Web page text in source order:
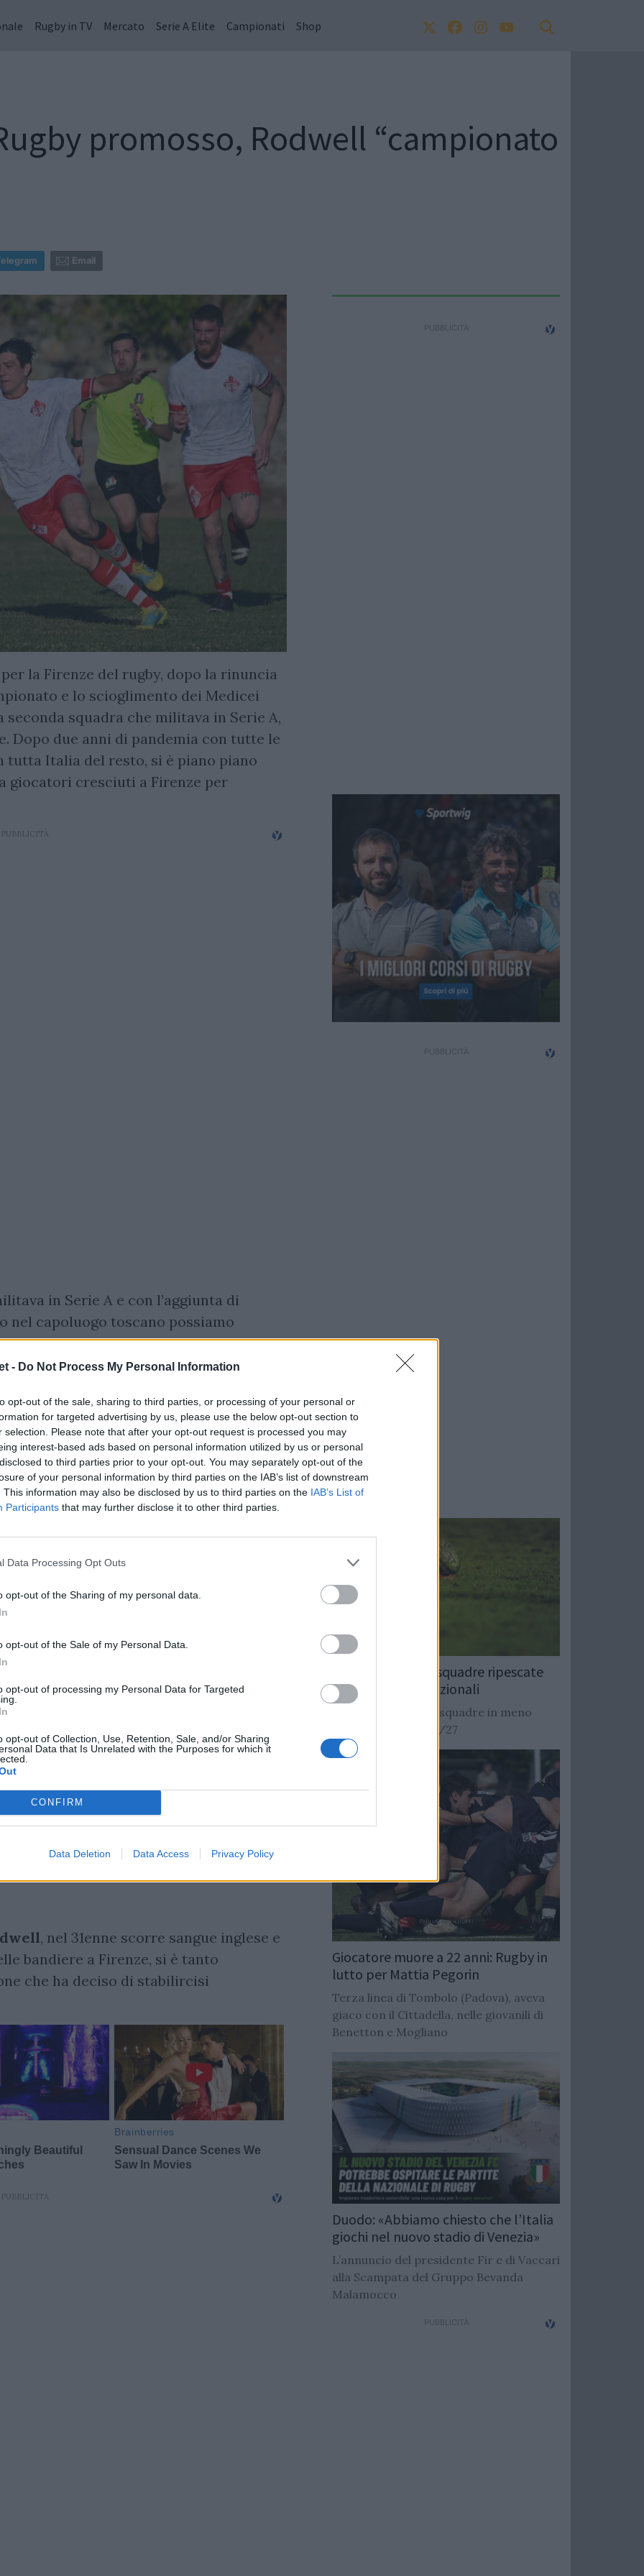
- Do Not Process My Personal Information
opt-out of the sale, sharing to third parties, or processing of your personal or
for targeted advertising by us, please use the below opt-out section to
selection. Please note that after your opt-out request is processed you may
interest-based ads based on personal information utilized by us or personal
to third parties prior to your opt-out. You may separately opt-out of the
of your personal information by third parties on the IAB’s list of downstream
This information may also be disclosed by us to third parties on the IAB’s List of
Participants that may further disclose it to other third parties.
Data Processing Opt Outs
opt-out of the Sharing of my personal data.
opt-out of the Sale of my Personal Data.
opt-out of processing my Personal Data for Targeted
opt-out of Collection, Use, Retention, Sale, and/or Sharing
Data that Is Unrelated with the Purposes for which it
CONFIRM
Data Deletion Data Access Privacy Policy
Rugby in TV Mercato Serie A Elite Campionati Shop
promosso, Rodwell “campionato
Email
la Firenze del rugby, dopo la rinuncia
e lo scioglimento dei Medicei
squadra che militava in Serie A,
Dopo due anni di pandemia con tutte le
tutta Italia del resto, si è piano piano
giocatori cresciuti a Firenze per
in Serie A e con l’aggiunta di
nel capoluogo toscano possiamo
alle squadre del campionato di
è stato promosso in Serie B vincendo
doppia finale con i Lyons Cadetta i
, nel 31enne scorre sangue inglese e
bandiere a Firenze, si è tanto
che ha deciso di stabilircisi
Rugby: Record di squadre ripescate
nei campionati nazionali
Si stimano oltre 20 squadre in meno
dalla stagione 2026/27
Giocatore muore a 22 anni: Rugby in
lutto per Mattia Pegorin
Terza linea di Tombolo (Padova), aveva
giaco con il Cittadella, nelle giovanili di
Benetton e Mogliano
Duodo: «Abbiamo chiesto che l’Italia
giochi nel nuovo stadio di Venezia»
L’annuncio del presidente Fir e di Vaccari
alla Scampata del Gruppo Bevanda
Malamocco